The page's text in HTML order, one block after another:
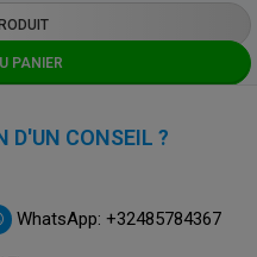
PANIER
D'UN CONSEIL ?
WhatsApp: +32485784367